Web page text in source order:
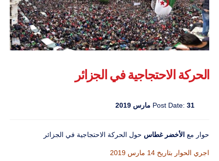
الحركة الاحتجاجية في الجزائر
Post Date: 31 مارس 2019
حوار مع الأخضر غطاس حول الحركة الاحتجاجية في الجزائر
اجري الحوار بتاريخ 14 مارس 2019